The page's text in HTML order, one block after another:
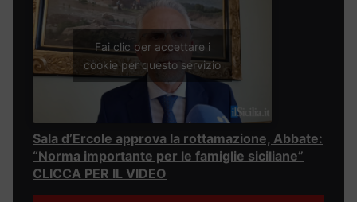
Fai clic per accettare i
cookie per questo servizio
Sala d’Ercole approva la rottamazione, Abbate:
“Norma importante per le famiglie siciliane”
CLICCA PER IL VIDEO